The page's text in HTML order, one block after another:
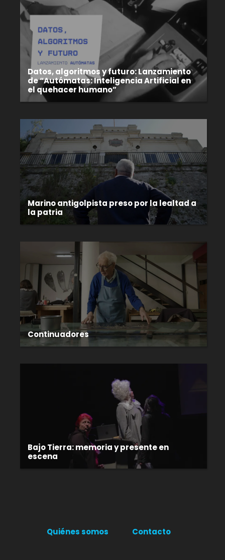
Datos, algoritmos y futuro: Lanzamiento
de “Autómatas: Inteligencia Artificial en
el quehacer humano”
Marino antigolpista preso por la lealtad a
la patria
Continuadores
Bajo Tierra: memoria y presente en
escena
Quiénes somos Contacto